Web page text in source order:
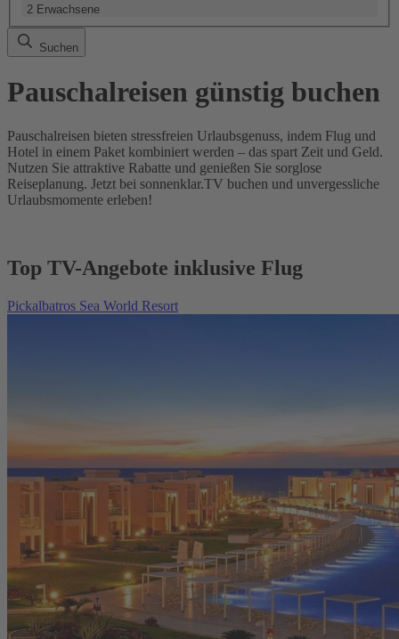
2 Erwachsene
Suchen
Pauschalreisen günstig buchen
Pauschalreisen bieten stressfreien Urlaubsgenuss, indem Flug und
Hotel in einem Paket kombiniert werden – das spart Zeit und Geld.
Nutzen Sie attraktive Rabatte und genießen Sie sorglose
Reiseplanung. Jetzt bei sonnenklar.TV buchen und unvergessliche
Urlaubsmomente erleben!
Top TV-Angebote inklusive Flug
Pickalbatros Sea World Resort